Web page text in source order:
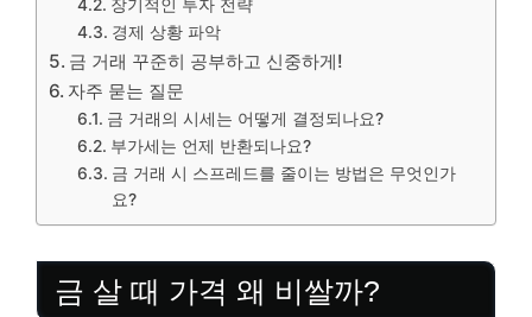
장기적인 투자 전략
경제 상황 파악
금 거래 꾸준히 공부하고 신중하게!
자주 묻는 질문
금 거래의 시세는 어떻게 결정되나요?
부가세는 언제 반환되나요?
금 거래 시 스프레드를 줄이는 방법은 무엇인가
요?
금 살 때 가격 왜 비쌀까?